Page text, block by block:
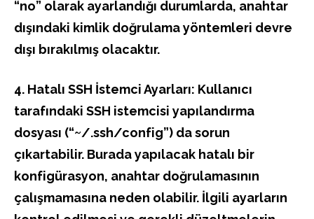
“no” olarak ayarlandığı durumlarda, anahtar
dışındaki kimlik doğrulama yöntemleri devre
dışı bırakılmış olacaktır.
4. Hatalı SSH İstemci Ayarları: Kullanıcı
tarafındaki SSH istemcisi yapılandırma
dosyası (“~/.ssh/config”) da sorun
çıkartabilir. Burada yapılacak hatalı bir
konfigürasyon, anahtar doğrulamasının
çalışmamasına neden olabilir. İlgili ayarların